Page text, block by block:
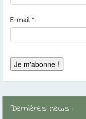
E-mail *
Dernières news :